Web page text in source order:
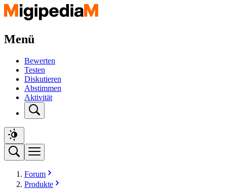
Menü
Bewerten
Testen
Diskutieren
Abstimmen
Aktivität
Forum
Produkte